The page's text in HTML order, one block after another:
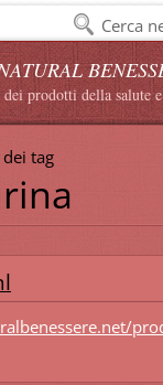
prodotti della salute e
dei tag
Cerca